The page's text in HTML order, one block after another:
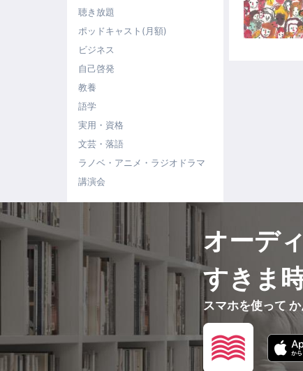
聴き放題
ポッドキャスト(月額)
ビジネス
自己啓発
教養
語学
実用・資格
文芸・落語
ラノベ・アニメ・ラジオドラマ
講演会
オーデ
すきま
スマホを使って